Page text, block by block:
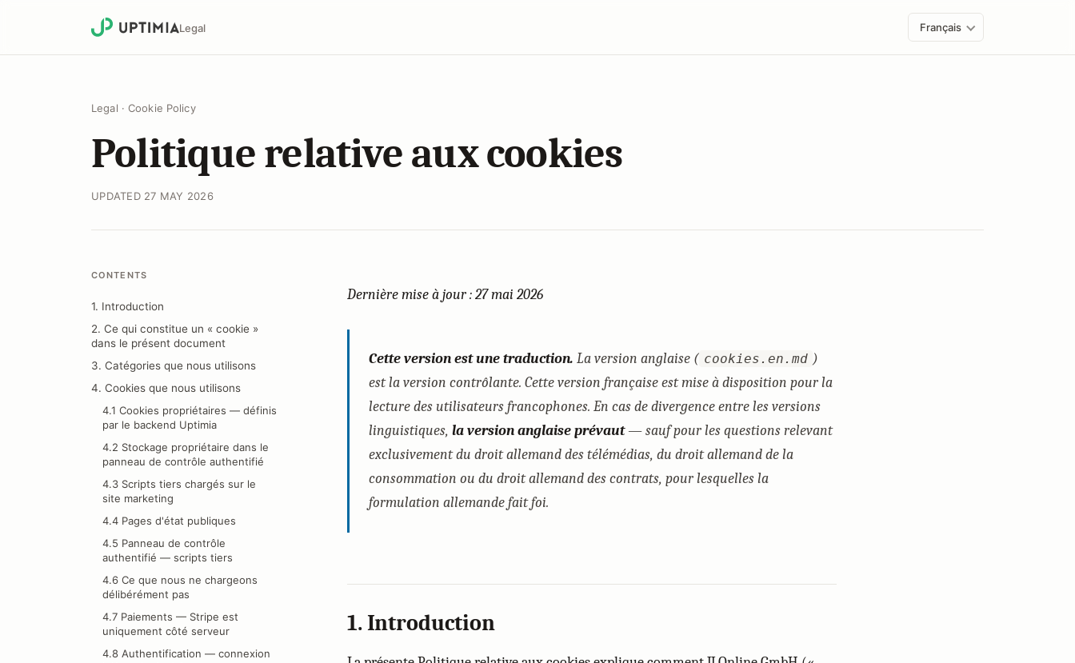
Legal Français
Legal · Cookie Policy
Politique relative aux cookies
UPDATED 27 MAY 2026
CONTENTS
1. Introduction
2. Ce qui constitue un « cookie »
dans le présent document
3. Catégories que nous utilisons
4. Cookies que nous utilisons
4.1 Cookies propriétaires — définis
par le backend Uptimia
4.2 Stockage propriétaire dans le
panneau de contrôle authentifié
4.3 Scripts tiers chargés sur le
site marketing
4.4 Pages d'état publiques
4.5 Panneau de contrôle
authentifié — scripts tiers
4.6 Ce que nous ne chargeons
délibérément pas
4.7 Paiements — Stripe est
uniquement côté serveur
4.8 Authentification — connexion
Dernière mise à jour : 27 mai 2026
Cette version est une traduction. La version anglaise ( cookies.en.md )
est la version contrôlante. Cette version française est mise à disposition pour la
lecture des utilisateurs francophones. En cas de divergence entre les versions
linguistiques, la version anglaise prévaut— sauf pour les questions relevant
exclusivement du droit allemand des télémédias, du droit allemand de la
consommation ou du droit allemand des contrats, pour lesquelles la
formulation allemande fait foi.
1. Introduction